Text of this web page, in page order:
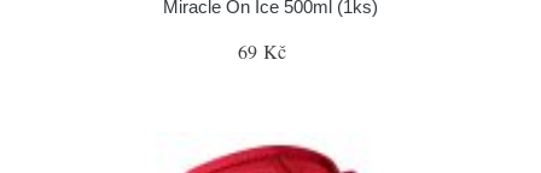
Miracle On Ice 500ml (1ks)
69 Kč